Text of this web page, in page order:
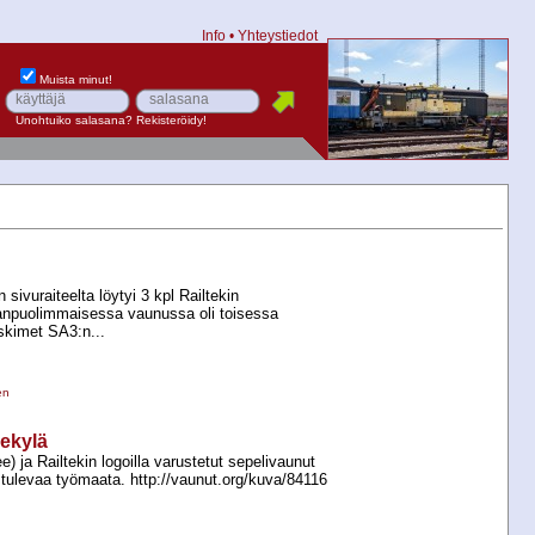
Info • Yhteystiedot
Muista minut!
Unohtuiko salasana? Rekisteröidy!
sivuraiteelta löytyi 3 kpl Railtekin
vaunussa oli toisessa
SA3:n...
ja Railtekin logoilla varustetut sepelivaunut
työmaata. http://vaunut.org/kuva/84116